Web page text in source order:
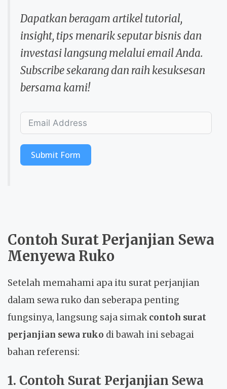
Dapatkan beragam artikel tutorial,
insight, tips menarik seputar bisnis dan
investasi langsung melalui email Anda.
Subscribe sekarang dan raih kesuksesan
bersama kami!
Submit Form
Contoh Surat Perjanjian Sewa
Menyewa Ruko
Setelah memahami apa itu surat perjanjian
dalam sewa ruko dan seberapa penting
fungsinya, langsung saja simakcontoh surat
perjanjian sewa ruko di bawah ini sebagai
bahan referensi:
1. Contoh Surat Perjanjian Sewa